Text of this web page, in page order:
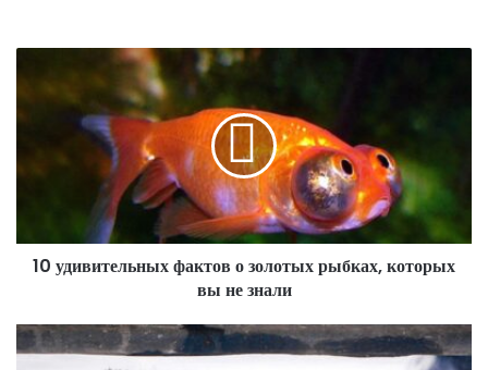
10 удивительных фактов о золотых рыбках, которых
вы не знали